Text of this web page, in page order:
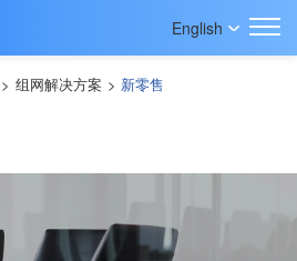
English
> 组网解决方案 > 新零售